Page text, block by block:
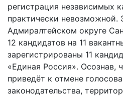
регистрация независимых
практически
Адмиралтейском округе
12 кандидатов на 11
зарегистрированы 11
«Единая Россия». Осознав,
приведёт к отмене
законодательства,